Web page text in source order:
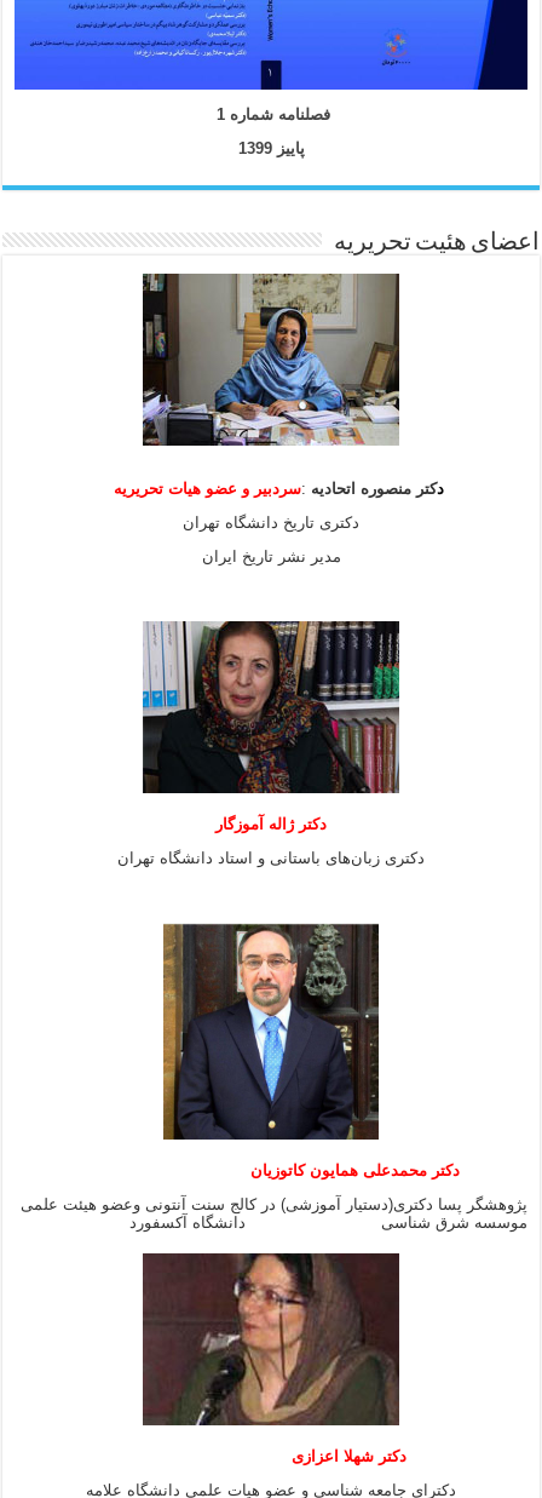
فصلنامه شماره 1
پاییز 1399
اعضای هئیت تحریریه
دکتر منصوره اتحادیه :سردبیر و عضو هیاتتحریریه
دکتری تاریخ دانشگاه تهران
مدیر نشر تاریخ ایران
دکتر ژاله آموزگار
دکتری زبان‌های باستانی و استاد دانشگاه تهران
دکتر محمدعلی همایون کاتوزیان
پژوهشگر پسا دکتری(دستیار آموزشی) در کالج سنت آنتونی وعضو هیئت علمی
موسسه شرق شناسی دانشگاه آکسفورد
دكتر شهلا اعزازى
دكتراى جامعه شناسي و عضو هيات علمي دانشگاه علامه